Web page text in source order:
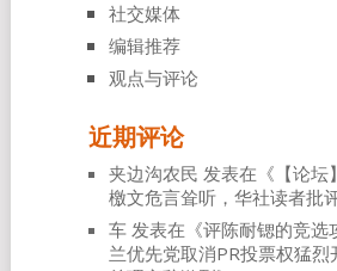
社交媒体
编辑推荐
观点与评论
近期评论
夹边沟农民 发表在《 【论
檄文危言耸听，华社读者批
车发表在《评陈耐锶的竞选
兰优先党取消PR投票权猛烈